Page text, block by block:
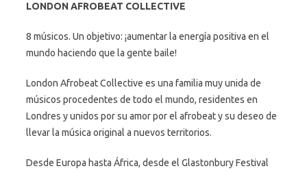
LONDON AFROBEAT COLLECTIVE
8 músicos. Un objetivo: ¡aumentar la energía positiva en el
mundo haciendo que la gente baile!
London Afrobeat Collective es una familia muy unida de
músicos procedentes de todo el mundo, residentes en
Londres y unidos por su amor por el afrobeat y su deseo de
llevar la música original a nuevos territorios.
Desde Europa hasta África, desde el Glastonbury Festival